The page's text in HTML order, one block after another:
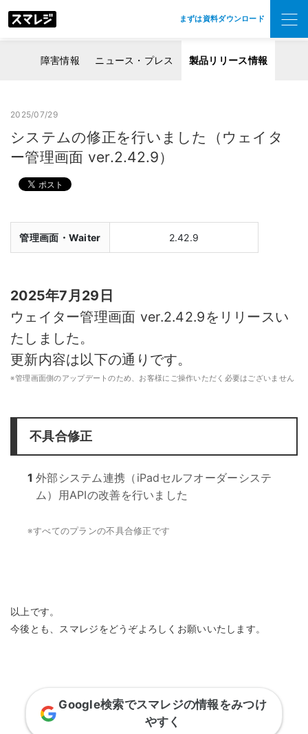
まずは資料ダウンロード
障害情報 ニュース・プレス 製品リリース情報
2025/07/29
システムの修正を行いました（ウェイタ
ー管理画面 ver.2.42.9）
管理画面・Waiter 2.42.9
2025年7月29日
ウェイター管理画面 ver.2.42.9をリリースい
たしました。
更新内容は以下の通りです。
※管理画面側のアップデートのため、お客様にご操作いただく必要はございません
不具合修正
1 外部システム連携（iPadセルフオーダーシステ
ム）用APIの改善を行いました
※すべてのプランの不具合修正です
以上です。
今後とも、スマレジをどうぞよろしくお願いいたします。
Google検索でスマレジの情報をみつけ
やすく